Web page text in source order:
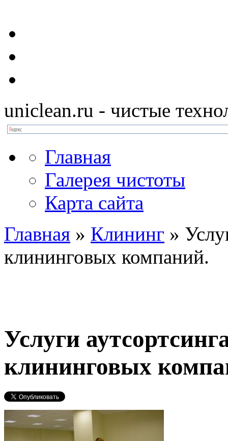
uniclean.ru - чистые
Главная
Галерея чистоты
Карта сайта
Главная » Клининг »
клининговых компаний.
Услуги
клининговых